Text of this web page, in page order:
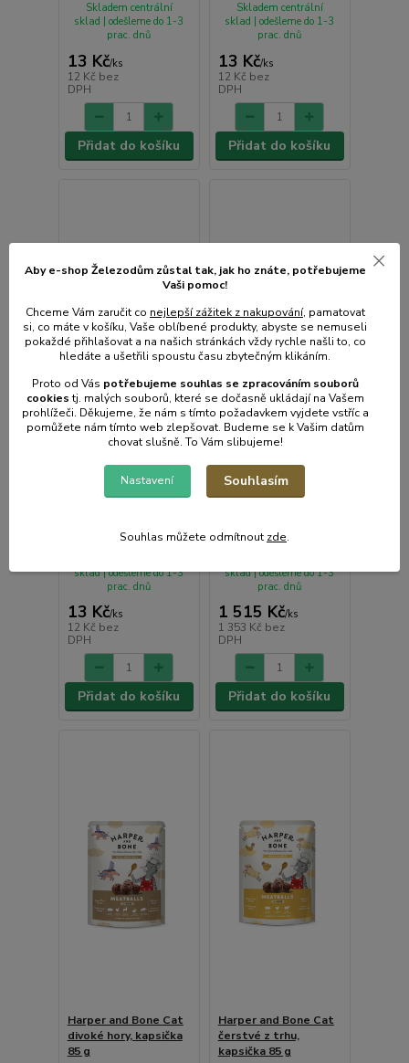
13 Kč/ks
12 Kč bez
DPH
Skladem centrální
sklad | odešleme do 1-3
prac. dnů
Přidat do košíku
13 Kč/ks
12 Kč bez
DPH
Skladem centrální
sklad | odešleme do 1-3
prac. dnů
Přidat do košíku
1 hodnocení
(Krůta) 70 g
13 Kč/ks
12 Kč bez
DPH
sklad | odešleme do 1-3
prac. dnů
Přidat do košíku
IRONpet Cat Kitten
Beef (Hovězí) 12 kg
1 515 Kč/ks
1 353 Kč bez
DPH
sklad | odešleme do 1-3
prac. dnů
Přidat do košíku
Harper and Bone Cat
divoké hory, kapsička
85 g
Harper and Bone Cat
čerstvé z trhu,
kapsička 85 g
Aby e-shop Železodům zůstal tak, jak ho znáte, potřebujeme
Vaši pomoc!
Chceme Vám zaručit co nejlepší zážitek z nakupování, pamatovat
si, co máte v košíku, Vaše oblíbené produkty, abyste se nemuseli
pokaždé přihlašovat a na našich stránkách vždy rychle našli to, co
hledáte a ušetřili spoustu času zbytečným klikáním.
Proto od Vás potřebujeme souhlas se zpracováním souborů
cookiestj. malých souborů, které se dočasně ukládají na Vašem
prohlížeči. Děkujeme, že nám s tímto požadavkem vyjdete vstříc a
pomůžete nám tímto web zlepšovat. Budeme se k Vašim datům
chovat slušně. To Vám slibujeme!
Nastavení Souhlasím
Souhlas můžete odmítnout zde.